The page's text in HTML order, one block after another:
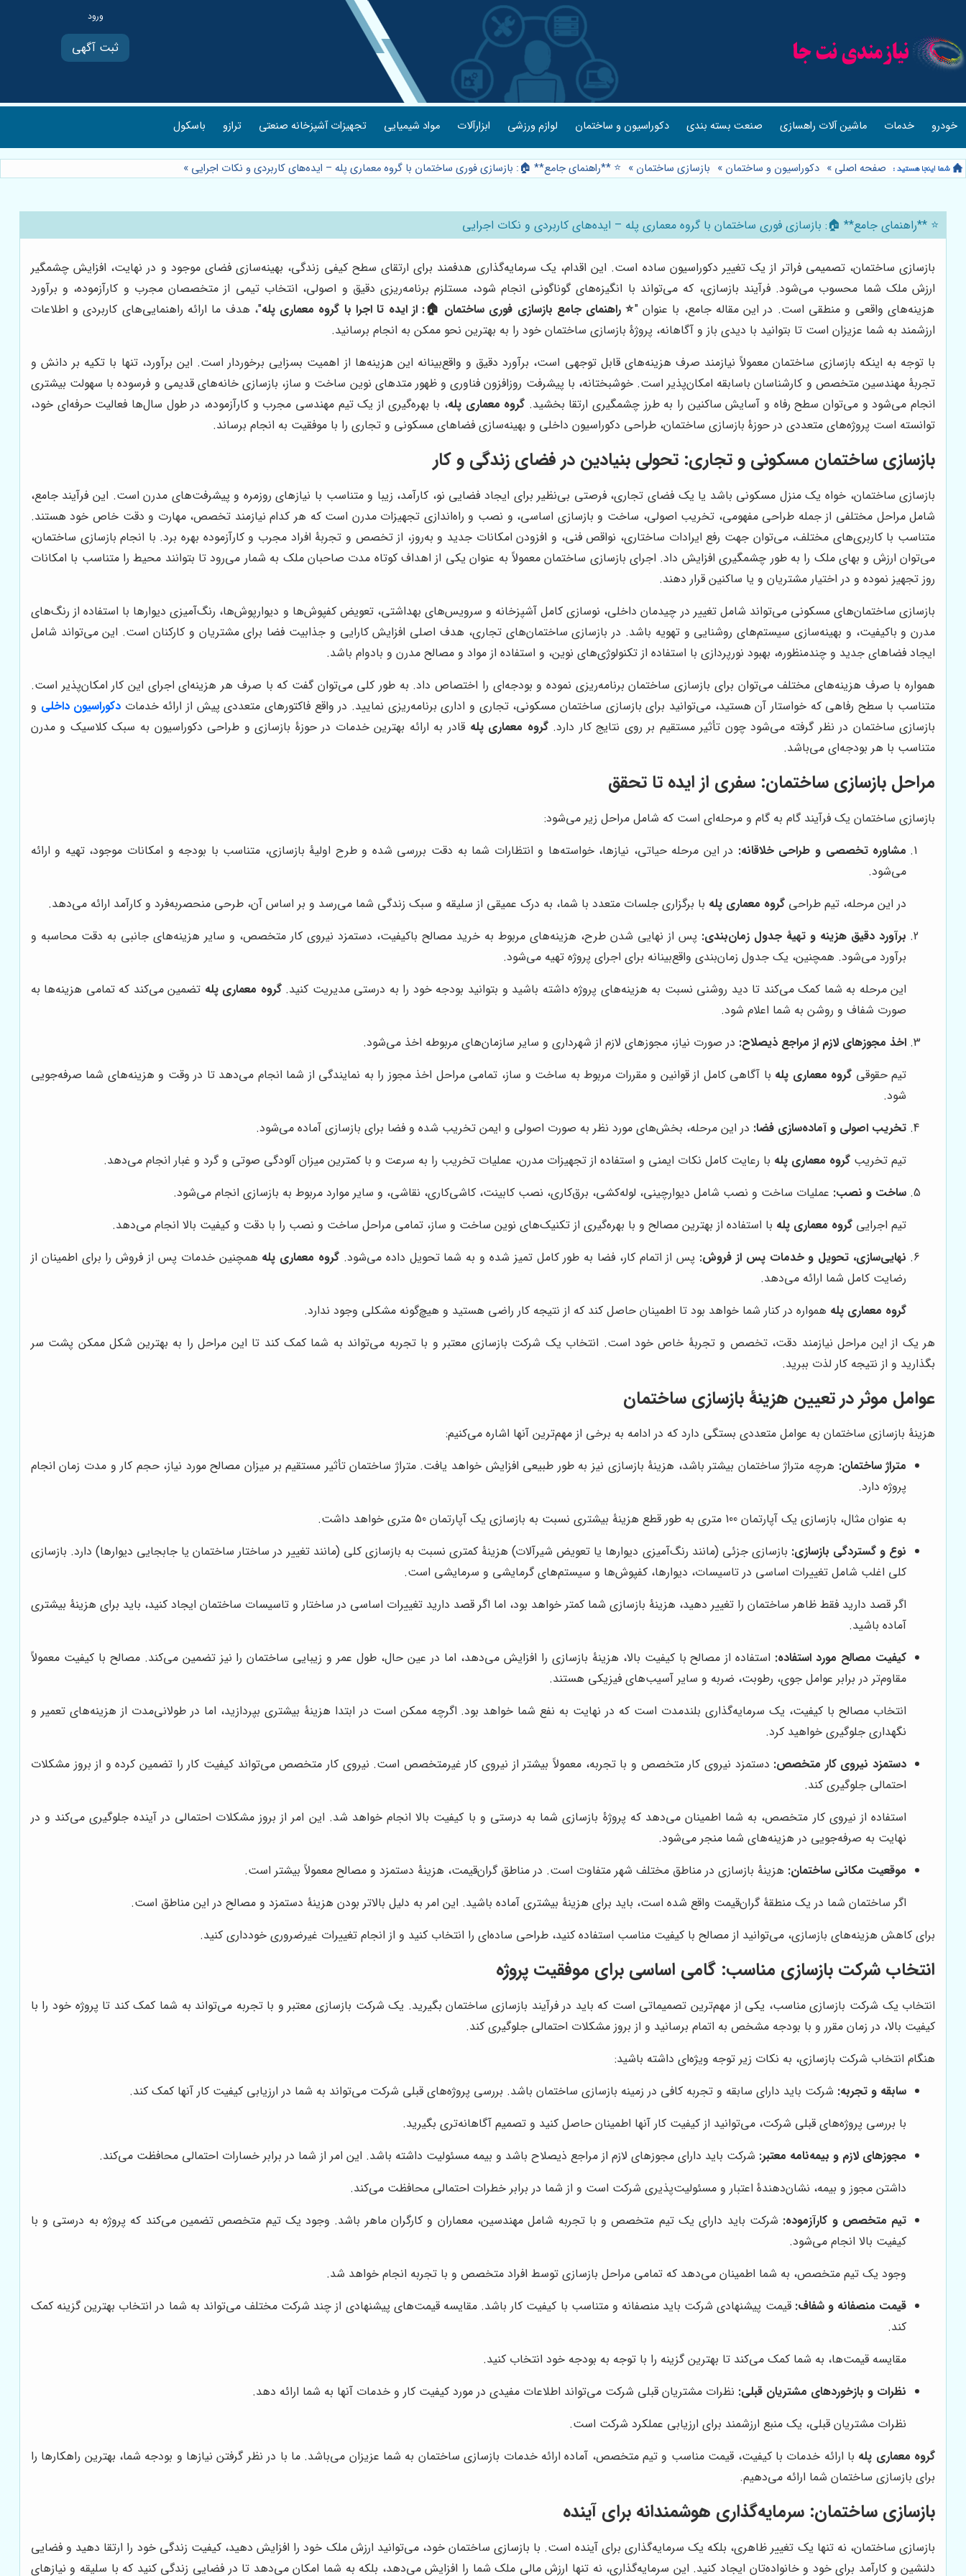
ثبت آگهی
خودرو خدمات ماشین آلات راهسازی صنعت بسته بندی دکوراسیون و ساختمان لوازم ورزشی ابزارآلات مواد شیمیایی تجهیزات آشپزخانه صنعتی ترازو باسکول
صفحه اصلی » دکوراسیون و ساختمان » بازسازی ساختمان » ⭐️ **راهنمای جامع** 🏠: بازسازی فوری ساختمان با گروه معماری پله – ایده‌های کاربردی و نکات اجرایی »
⭐️ **راهنمای جامع** 🏠: بازسازی فوری ساختمان با گروه معماری پله – ایده‌های کاربردی و نکات اجرایی
بازسازی ساختمان، تصمیمی فراتر از یک تغییر دکوراسیون ساده است. این اقدام، یک سرمایه‌گذاری هدفمند برای ارتقای سطح کیفی زندگی، بهینه‌سازی فضای موجود و در نهایت، افزایش چشمگیر
ارزش ملک شما محسوب می‌شود. فرآیند بازسازی، که می‌تواند با انگیزه‌های گوناگونی انجام شود، مستلزم برنامه‌ریزی دقیق و اصولی، انتخاب تیمی از متخصصان مجرب و کارآزموده، و برآورد
هزینه‌های واقعی و منطقی است. در این مقاله جامع، با عنوان "⭐️ راهنمای جامع بازسازی فوری ساختمان 🏠: از ایده تا اجرا با گروه معماری پله"، هدف ما ارائه راهنمایی‌های کاربردی و اطلاعات
ارزشمند به شما عزیزان است تا بتوانید با دیدی باز و آگاهانه، پروژۀ بازسازی ساختمان خود را به بهترین نحو ممکن به انجام برسانید.
با توجه به اینکه بازسازی ساختمان معمولاً نیازمند صرف هزینه‌های قابل توجهی است، برآورد دقیق و واقع‌بینانه این هزینه‌ها از اهمیت بسزایی برخوردار است. این برآورد، تنها با تکیه بر دانش و
تجربۀ مهندسین متخصص و کارشناسان باسابقه امکان‌پذیر است. خوشبختانه، با پیشرفت روزافزون فناوری و ظهور متدهای نوین ساخت و ساز، بازسازی خانه‌های قدیمی و فرسوده با سهولت بیشتری
انجام می‌شود و می‌توان سطح رفاه و آسایش ساکنین را به طرز چشمگیری ارتقا بخشید. گروه معماری پله، با بهره‌گیری از یک تیم مهندسی مجرب و کارآزموده، در طول سال‌ها فعالیت حرفه‌ای خود،
توانسته است پروژه‌های متعددی در حوزۀ بازسازی ساختمان، طراحی دکوراسیون داخلی و بهینه‌سازی فضاهای مسکونی و تجاری را با موفقیت به انجام برساند.
بازسازی ساختمان مسکونی و تجاری: تحولی بنیادین در فضای زندگی و کار
بازسازی ساختمان، خواه یک منزل مسکونی باشد یا یک فضای تجاری، فرصتی بی‌نظیر برای ایجاد فضایی نو، کارآمد، زیبا و متناسب با نیازهای روزمره و پیشرفت‌های مدرن است. این فرآیند جامع،
شامل مراحل مختلفی از جمله طراحی مفهومی، تخریب اصولی، ساخت و بازسازی اساسی، و نصب و راه‌اندازی تجهیزات مدرن است که هر کدام نیازمند تخصص، مهارت و دقت خاص خود هستند.
متناسب با کاربری‌های مختلف، می‌توان جهت رفع ایرادات ساختاری، نواقص فنی، و افزودن امکانات جدید و به‌روز، از تخصص و تجربۀ افراد مجرب و کارآزموده بهره برد. با انجام بازسازی ساختمان،
می‌توان ارزش و بهای ملک را به طور چشمگیری افزایش داد. اجرای بازسازی ساختمان معمولاً به عنوان یکی از اهداف کوتاه مدت صاحبان ملک به شمار می‌رود تا بتوانند محیط را متناسب با امکانات
روز تجهیز نموده و در اختیار مشتریان و یا ساکنین قرار دهند.
بازسازی ساختمان‌های مسکونی می‌تواند شامل تغییر در چیدمان داخلی، نوسازی کامل آشپزخانه و سرویس‌های بهداشتی، تعویض کفپوش‌ها و دیوارپوش‌ها، رنگ‌آمیزی دیوارها با استفاده از رنگ‌های
مدرن و باکیفیت، و بهینه‌سازی سیستم‌های روشنایی و تهویه باشد. در بازسازی ساختمان‌های تجاری، هدف اصلی افزایش کارایی و جذابیت فضا برای مشتریان و کارکنان است. این می‌تواند شامل
ایجاد فضاهای جدید و چندمنظوره، بهبود نورپردازی با استفاده از تکنولوژی‌های نوین، و استفاده از مواد و مصالح مدرن و بادوام باشد.
همواره با صرف هزینه‌های مختلف می‌توان برای بازسازی ساختمان برنامه‌ریزی نموده و بودجه‌ای را اختصاص داد. به طور کلی می‌توان گفت که با صرف هر هزینه‌ای اجرای این کار امکان‌پذیر است.
متناسب با سطح رفاهی که خواستار آن هستید، می‌توانید برای بازسازی ساختمان مسکونی، تجاری و اداری برنامه‌ریزی نمایید. در واقع فاکتورهای متعددی پیش از ارائه خدمات دکوراسیون داخلی و
بازسازی ساختمان در نظر گرفته می‌شود چون تأثیر مستقیم بر روی نتایج کار دارد.گروه معماری پله قادر به ارائه بهترین خدمات در حوزۀ بازسازی و طراحی دکوراسیون به سبک کلاسیک و مدرن
متناسب با هر بودجه‌ای می‌باشد.
مراحل بازسازی ساختمان: سفری از ایده تا تحقق
بازسازی ساختمان یک فرآیند گام به گام و مرحله‌ای است که شامل مراحل زیر می‌شود:
مشاوره تخصصی و طراحی خلاقانه: در این مرحله حیاتی، نیازها، خواسته‌ها و انتظارات شما به دقت بررسی شده و طرح اولیۀ بازسازی، متناسب با بودجه و امکانات موجود، تهیه و ارائه
می‌شود.
در این مرحله، تیم طراحی گروه معماری پله با برگزاری جلسات متعدد با شما، به درک عمیقی از سلیقه و سبک زندگی شما می‌رسد و بر اساس آن، طرحی منحصربه‌فرد و کارآمد ارائه می‌دهد.
برآورد دقیق هزینه و تهیۀ جدول زمان‌بندی: پس از نهایی شدن طرح، هزینه‌های مربوط به خرید مصالح باکیفیت، دستمزد نیروی کار متخصص، و سایر هزینه‌های جانبی به دقت محاسبه و
برآورد می‌شود. همچنین، یک جدول زمان‌بندی واقع‌بینانه برای اجرای پروژه تهیه می‌شود.
این مرحله به شما کمک می‌کند تا دید روشنی نسبت به هزینه‌های پروژه داشته باشید و بتوانید بودجه خود را به درستی مدیریت کنید.گروه معماری پله تضمین می‌کند که تمامی هزینه‌ها به
صورت شفاف و روشن به شما اعلام شود.
اخذ مجوزهای لازم از مراجع ذیصلاح: در صورت نیاز، مجوزهای لازم از شهرداری و سایر سازمان‌های مربوطه اخذ می‌شود.
تیم حقوقی گروه معماری پله با آگاهی کامل از قوانین و مقررات مربوط به ساخت و ساز، تمامی مراحل اخذ مجوز را به نمایندگی از شما انجام می‌دهد تا در وقت و هزینه‌های شما صرفه‌جویی
شود.
تخریب اصولی و آماده‌سازی فضا: در این مرحله، بخش‌های مورد نظر به صورت اصولی و ایمن تخریب شده و فضا برای بازسازی آماده می‌شود.
تیم تخریب گروه معماری پله با رعایت کامل نکات ایمنی و استفاده از تجهیزات مدرن، عملیات تخریب را به سرعت و با کمترین میزان آلودگی صوتی و گرد و غبار انجام می‌دهد.
ساخت و نصب: عملیات ساخت و نصب شامل دیوارچینی، لوله‌کشی، برق‌کاری، نصب کابینت، کاشی‌کاری، نقاشی، و سایر موارد مربوط به بازسازی انجام می‌شود.
تیم اجرایی گروه معماری پله با استفاده از بهترین مصالح و با بهره‌گیری از تکنیک‌های نوین ساخت و ساز، تمامی مراحل ساخت و نصب را با دقت و کیفیت بالا انجام می‌دهد.
نهایی‌سازی، تحویل و خدمات پس از فروش: پس از اتمام کار، فضا به طور کامل تمیز شده و به شما تحویل داده می‌شود. گروه معماری پله همچنین خدمات پس از فروش را برای اطمینان از
رضایت کامل شما ارائه می‌دهد.
گروه معماری پله همواره در کنار شما خواهد بود تا اطمینان حاصل کند که از نتیجه کار راضی هستید و هیچ‌گونه مشکلی وجود ندارد.
هر یک از این مراحل نیازمند دقت، تخصص و تجربۀ خاص خود است. انتخاب یک شرکت بازسازی معتبر و با تجربه می‌تواند به شما کمک کند تا این مراحل را به بهترین شکل ممکن پشت سر
بگذارید و از نتیجه کار لذت ببرید.
عوامل موثر در تعیین هزینۀ بازسازی ساختمان
هزینۀ بازسازی ساختمان به عوامل متعددی بستگی دارد که در ادامه به برخی از مهم‌ترین آنها اشاره می‌کنیم:
متراژ ساختمان: هرچه متراژ ساختمان بیشتر باشد، هزینۀ بازسازی نیز به طور طبیعی افزایش خواهد یافت. متراژ ساختمان تأثیر مستقیم بر میزان مصالح مورد نیاز، حجم کار و مدت زمان انجام
پروژه دارد.
به عنوان مثال، بازسازی یک آپارتمان 100 متری به طور قطع هزینۀ بیشتری نسبت به بازسازی یک آپارتمان 50 متری خواهد داشت.
نوع و گستردگی بازسازی: بازسازی جزئی (مانند رنگ‌آمیزی دیوارها یا تعویض شیرآلات) هزینۀ کمتری نسبت به بازسازی کلی (مانند تغییر در ساختار ساختمان یا جابجایی دیوارها) دارد. بازسازی
کلی اغلب شامل تغییرات اساسی در تاسیسات، دیوارها، کفپوش‌ها و سیستم‌های گرمایشی و سرمایشی است.
اگر قصد دارید فقط ظاهر ساختمان را تغییر دهید، هزینۀ بازسازی شما کمتر خواهد بود، اما اگر قصد دارید تغییرات اساسی در ساختار و تاسیسات ساختمان ایجاد کنید، باید برای هزینۀ بیشتری
آماده باشید.
کیفیت مصالح مورد استفاده: استفاده از مصالح با کیفیت بالا، هزینۀ بازسازی را افزایش می‌دهد، اما در عین حال، طول عمر و زیبایی ساختمان را نیز تضمین می‌کند. مصالح با کیفیت معمولاً
مقاوم‌تر در برابر عوامل جوی، رطوبت، ضربه و سایر آسیب‌های فیزیکی هستند.
انتخاب مصالح با کیفیت، یک سرمایه‌گذاری بلندمدت است که در نهایت به نفع شما خواهد بود. اگرچه ممکن است در ابتدا هزینۀ بیشتری بپردازید، اما در طولانی‌مدت از هزینه‌های تعمیر و
نگهداری جلوگیری خواهید کرد.
دستمزد نیروی کار متخصص: دستمزد نیروی کار متخصص و با تجربه، معمولاً بیشتر از نیروی کار غیرمتخصص است. نیروی کار متخصص می‌تواند کیفیت کار را تضمین کرده و از بروز مشکلات
احتمالی جلوگیری کند.
استفاده از نیروی کار متخصص، به شما اطمینان می‌دهد که پروژۀ بازسازی شما به درستی و با کیفیت بالا انجام خواهد شد. این امر از بروز مشکلات احتمالی در آینده جلوگیری می‌کند و در
نهایت به صرفه‌جویی در هزینه‌های شما منجر می‌شود.
موقعیت مکانی ساختمان: هزینۀ بازسازی در مناطق مختلف شهر متفاوت است. در مناطق گران‌قیمت، هزینۀ دستمزد و مصالح معمولاً بیشتر است.
اگر ساختمان شما در یک منطقۀ گران‌قیمت واقع شده است، باید برای هزینۀ بیشتری آماده باشید. این امر به دلیل بالاتر بودن هزینۀ دستمزد و مصالح در این مناطق است.
برای کاهش هزینه‌های بازسازی، می‌توانید از مصالح با کیفیت مناسب استفاده کنید، طراحی ساده‌ای را انتخاب کنید و از انجام تغییرات غیرضروری خودداری کنید.
انتخاب شرکت بازسازی مناسب: گامی اساسی برای موفقیت پروژه
انتخاب یک شرکت بازسازی مناسب، یکی از مهم‌ترین تصمیماتی است که باید در فرآیند بازسازی ساختمان بگیرید. یک شرکت بازسازی معتبر و با تجربه می‌تواند به شما کمک کند تا پروژه خود را با
کیفیت بالا، در زمان مقرر و با بودجه مشخص به اتمام برسانید و از بروز مشکلات احتمالی جلوگیری کند.
هنگام انتخاب شرکت بازسازی، به نکات زیر توجه ویژه‌ای داشته باشید:
سابقه و تجربه: شرکت باید دارای سابقه و تجربه کافی در زمینه بازسازی ساختمان باشد. بررسی پروژه‌های قبلی شرکت می‌تواند به شما در ارزیابی کیفیت کار آنها کمک کند.
با بررسی پروژه‌های قبلی شرکت، می‌توانید از کیفیت کار آنها اطمینان حاصل کنید و تصمیم آگاهانه‌تری بگیرید.
مجوزهای لازم و بیمه‌نامه معتبر: شرکت باید دارای مجوزهای لازم از مراجع ذیصلاح باشد و بیمه مسئولیت داشته باشد. این امر از شما در برابر خسارات احتمالی محافظت می‌کند.
داشتن مجوز و بیمه، نشان‌دهندۀ اعتبار و مسئولیت‌پذیری شرکت است و از شما در برابر خطرات احتمالی محافظت می‌کند.
تیم متخصص و کارآزموده: شرکت باید دارای یک تیم متخصص و با تجربه شامل مهندسین، معماران و کارگران ماهر باشد. وجود یک تیم متخصص تضمین می‌کند که پروژه به درستی و با
کیفیت بالا انجام می‌شود.
وجود یک تیم متخصص، به شما اطمینان می‌دهد که تمامی مراحل بازسازی توسط افراد متخصص و با تجربه انجام خواهد شد.
قیمت منصفانه و شفاف: قیمت پیشنهادی شرکت باید منصفانه و متناسب با کیفیت کار باشد. مقایسه قیمت‌های پیشنهادی از چند شرکت مختلف می‌تواند به شما در انتخاب بهترین گزینه کمک
کند.
مقایسه قیمت‌ها، به شما کمک می‌کند تا بهترین گزینه را با توجه به بودجه خود انتخاب کنید.
نظرات و بازخوردهای مشتریان قبلی: نظرات مشتریان قبلی شرکت می‌تواند اطلاعات مفیدی در مورد کیفیت کار و خدمات آنها به شما ارائه دهد.
نظرات مشتریان قبلی، یک منبع ارزشمند برای ارزیابی عملکرد شرکت است.
گروه معماری پله با ارائه خدمات با کیفیت، قیمت مناسب و تیم متخصص، آماده ارائه خدمات بازسازی ساختمان به شما عزیزان می‌باشد. ما با در نظر گرفتن نیازها و بودجه شما، بهترین راهکارها را
برای بازسازی ساختمان شما ارائه می‌دهیم.
بازسازی ساختمان: سرمایه‌گذاری هوشمندانه برای آینده
بازسازی ساختمان، نه تنها یک تغییر ظاهری، بلکه یک سرمایه‌گذاری برای آینده است. با بازسازی ساختمان خود، می‌توانید ارزش ملک خود را افزایش دهید، کیفیت زندگی خود را ارتقا دهید و فضایی
دلنشین و کارآمد برای خود و خانواده‌تان ایجاد کنید. این سرمایه‌گذاری، نه تنها ارزش مالی ملک شما را افزایش می‌دهد، بلکه به شما امکان می‌دهد تا در فضایی زندگی کنید که با سلیقه و نیازهای